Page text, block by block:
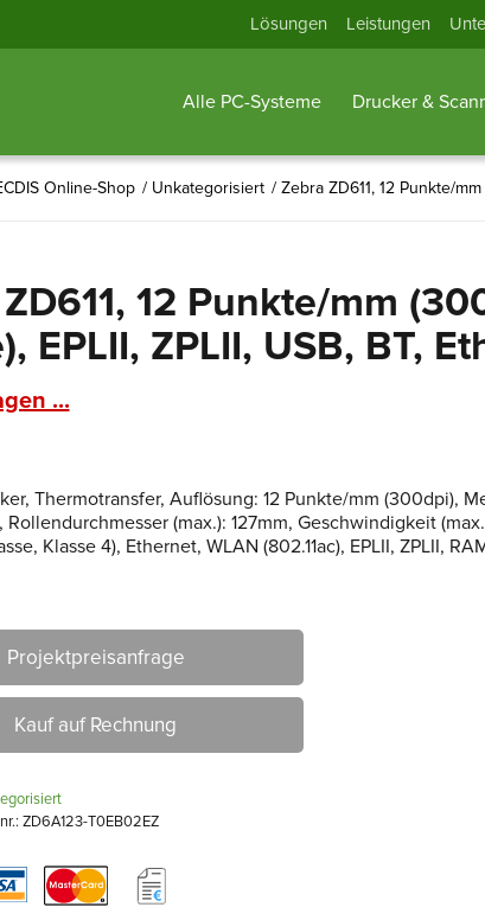
Lösungen Leistungen
Alle PC-Systeme Drucker &
Online-Shop / Unkategorisiert / Zebra ZD611, 12 Punkte/
12 Punkte/mm
EPLII, ZPLII, USB, BT,
...
Thermotransfer, Auflösung: 12 Punkte/mm (300dpi),
Rollendurchmesser (max.): 127mm, Geschwindigkeit
Klasse 4), Ethernet, WLAN (802.11ac), EPLII, ZPLII,
Projektpreisanfrage
Kauf auf Rechnung
ZD6A123-T0EB02EZ